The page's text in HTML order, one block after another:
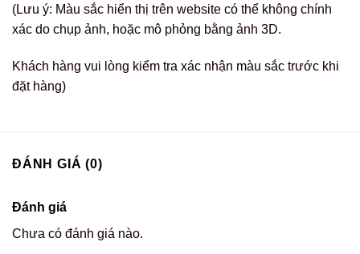
(Lưu ý: Màu sắc hiển thị trên website có thể không chính
xác do chụp ảnh, hoặc mô phỏng bằng ảnh 3D.
Khách hàng vui lòng kiểm tra xác nhận màu sắc trước khi
đặt hàng)
ĐÁNH GIÁ (0)
Đánh giá
Chưa có đánh giá nào.